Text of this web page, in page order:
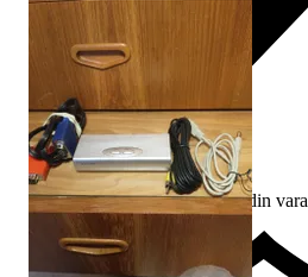
Ersättning om du inte får din vara